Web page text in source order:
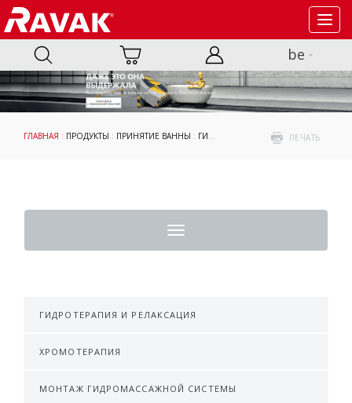
be
ПЕЧАТЬ
ГЛАВНАЯ : ПРОДУКТЫ : ПРИНЯТИЕ ВАННЫ : ГИДРОМАССАЖНЫЕ СИСТЕМЫ
Toggle
navigation
ГИДРОТЕРАПИЯ И РЕЛАКСАЦИЯ
ХРОМОТЕРАПИЯ
МОНТАЖ ГИДРОМАССАЖНОЙ СИСТЕМЫ